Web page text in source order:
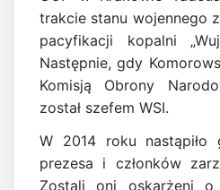
trakcie stanu wojennego
pacyfikacji kopalni
Następnie, gdy
Komisją Obrony
został szefem WSI.
W 2014 roku nastąpiło
prezesa i członków
Zostali oni oskarżeni o